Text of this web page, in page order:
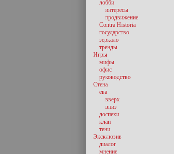
лобби
интересы
продвижение
Contra Historia
государство
зеркало
тренды
Игры
мифы
офис
руководство
Стена
ева
вверх
вниз
доспехи
клан
тени
Эксклюзив
диалог
мнение